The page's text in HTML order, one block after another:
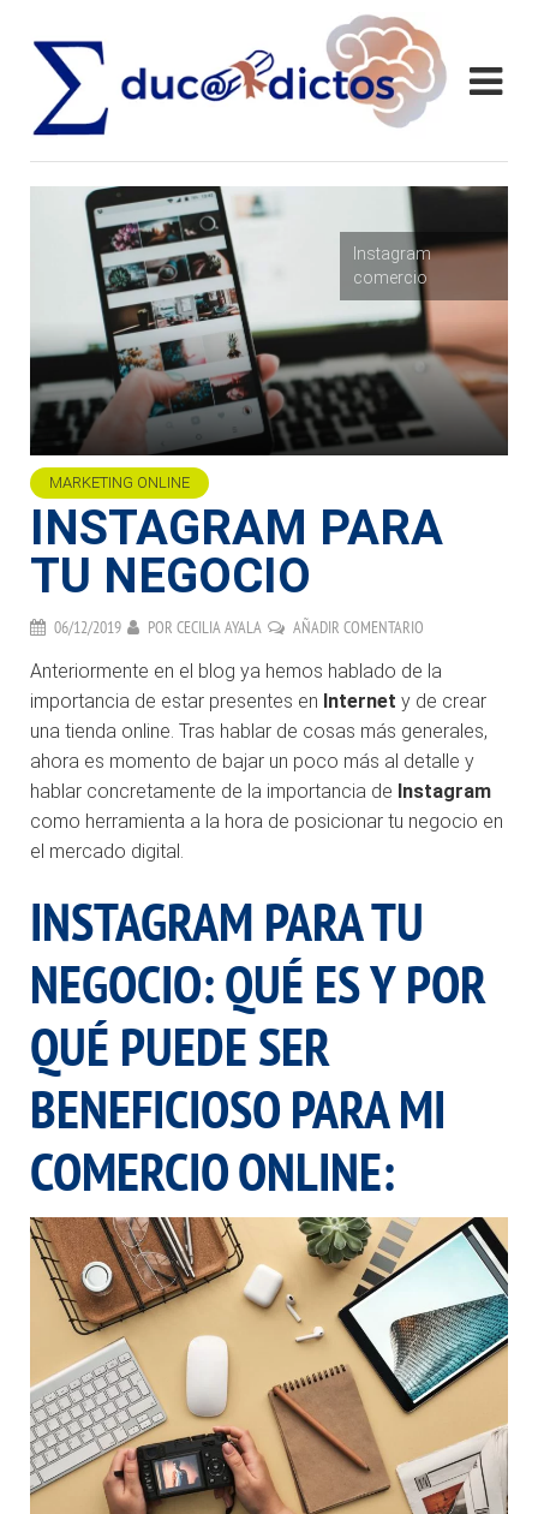
Instagram
comercio
MARKETING ONLINE
INSTAGRAM PARA
TU NEGOCIO
06/12/2019 POR CECILIA AYALA AÑADIR COMENTARIO
Anteriormente en el blog ya hemos hablado de la
importancia de estar presentes en Internet y de crear
una tienda online. Tras hablar de cosas más generales,
ahora es momento de bajar un poco más al detalle y
hablar concretamente de la importancia de Instagram
como herramienta a la hora de posicionar tu negocio en
el mercado digital.
INSTAGRAM PARA TU
NEGOCIO: QUÉ ES Y POR
QUÉ PUEDE SER
BENEFICIOSO PARA MI
COMERCIO ONLINE: